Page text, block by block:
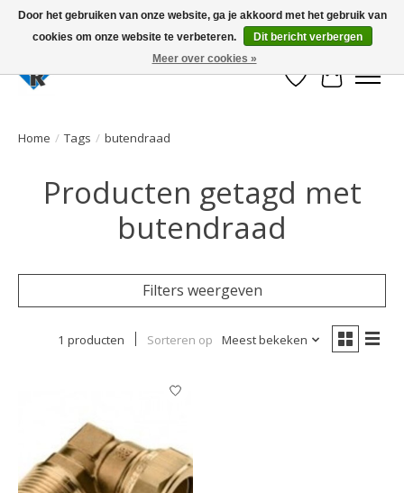
Large selection of products and fast shipping!
Verlanglijst
Home / Tags / butendraad
Producten getagd met
butendraad
Filters weergeven
1 producten Sorteren op Meest bekeken
Door het gebruiken van onze website, ga je akkoord met het gebruik van
cookies om onze website te verbeteren.
Dit bericht verbergen
Meer over cookies »